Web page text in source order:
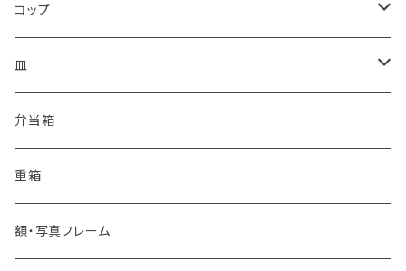
カードケース
箱・文庫
コップ
コーヒーカップ
ワイングラス
カップ
タンブラー
皿
豆皿
丸皿
花皿
弁当箱
重箱
額・写真フレーム